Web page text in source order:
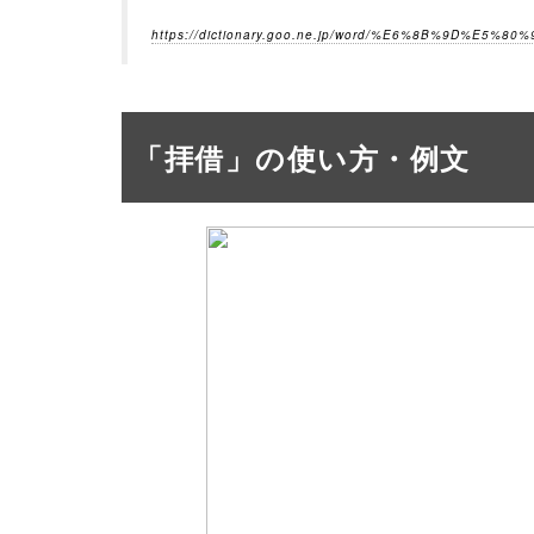
https://dictionary.goo.ne.jp/word/
「拝借」の使い方・例文